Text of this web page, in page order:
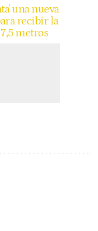
una nueva
recibir la
metros